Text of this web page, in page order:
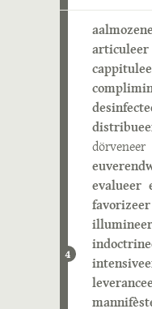
4
articuleer
dörveneer
evalueer
favorizeer
illumineer